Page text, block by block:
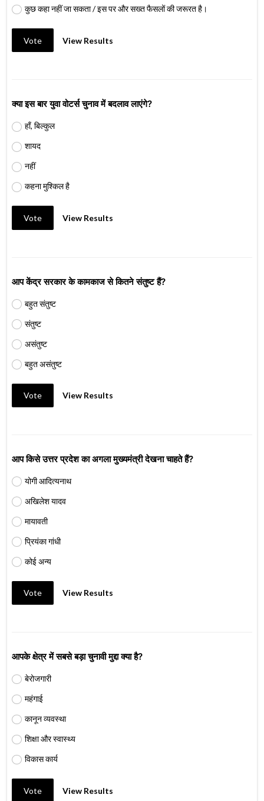
कुछ कहा नहीं जा सकता / इस पर और सख्त फैसलों की जरूरत है।
Vote View Results
क्या इस बार युवा वोटर्स चुनाव में बदलाव लाएंगे?
हाँ, बिल्कुल
शायद
नहीं
कहना मुश्किल है
Vote View Results
आप केंद्र सरकार के कामकाज से कितने संतुष्ट हैं?
बहुत संतुष्ट
संतुष्ट
असंतुष्ट
बहुत असंतुष्ट
Vote View Results
आप किसे उत्तर प्रदेश का अगला मुख्यमंत्री देखना चाहते हैं?
योगी आदित्यनाथ
अखिलेश यादव
मायावती
प्रियंका गांधी
कोई अन्य
Vote View Results
आपके क्षेत्र में सबसे बड़ा चुनावी मुद्दा क्या है?
बेरोजगारी
महंगाई
कानून व्यवस्था
शिक्षा और स्वास्थ्य
विकास कार्य
Vote View Results